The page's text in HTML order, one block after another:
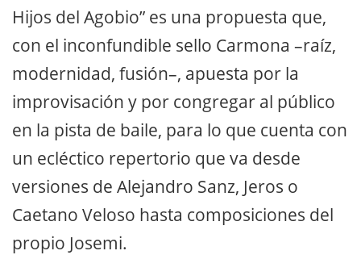
Hijos del Agobio” es una propuesta que,
con el inconfundible sello Carmona –raíz,
modernidad, fusión–, apuesta por la
improvisación y por congregar al público
en la pista de baile, para lo que cuenta con
un ecléctico repertorio que va desde
versiones de Alejandro Sanz, Jeros o
Caetano Veloso hasta composiciones del
propio Josemi.